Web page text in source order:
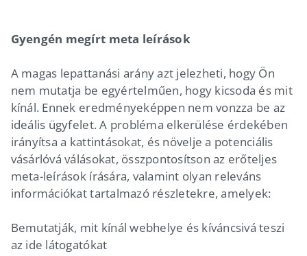
Gyengén megírt meta leírások
A magas lepattanási arány azt jelezheti, hogy Ön
nem mutatja be egyértelműen, hogy kicsoda és mit
kínál. Ennek eredményeképpen nem vonzza be az
ideális ügyfelet. A probléma elkerülése érdekében
irányítsa a kattintásokat, és növelje a potenciális
vásárlóvá válásokat, összpontosítson az erőteljes
meta-leírások írására, valamint olyan releváns
információkat tartalmazó részletekre, amelyek:
Bemutatják, mit kínál webhelye és kíváncsivá teszi
az ide látogatókat